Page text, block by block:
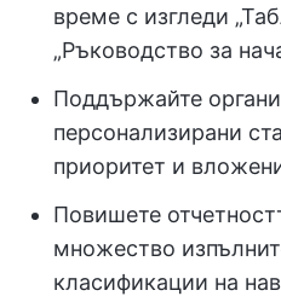
време с изгледи
„Ръководство за
Поддържайте
персонализирани
приоритет и
Повишете
множество
класификации на